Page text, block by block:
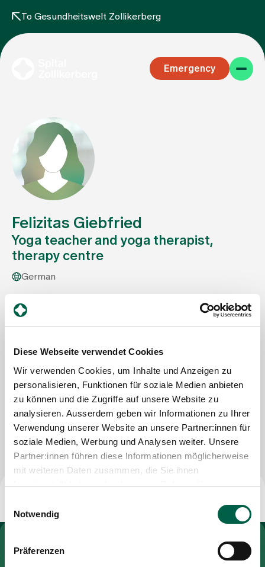
Diese Webseite verwendet Cookies
Wir verwenden Cookies, um Inhalte und Anzeigen zu
personalisieren, Funktionen für soziale Medien anbieten
zu können und die Zugriffe auf unsere Website zu
analysieren. Ausserdem geben wir Informationen zu Ihrer
Verwendung unserer Website an unsere Partner:innen für
soziale Medien, Werbung und Analysen weiter. Unsere
Partner:innen führen diese Informationen möglicherweise
mit weiteren Daten zusammen, die Sie ihnen
bereitgestellt haben oder die sie im Rahmen Ihrer
Notwendig
Präferenzen
To Gesundheitswelt Zollikerberg
Emergency
Specialist areas
Stay
Team
About us
Latest news
Jobs & Career
Baby gallery
Felizitas Giebfried
Yoga teacher and yoga therapist,
therapy centre
German
Spital Zollikerberg
Departement Pflegeexpertisen, Therapien und
Beratung
Trichtenhauserstrasse 20
Mail
info@therapie-zollikerberg.ch
Write Message